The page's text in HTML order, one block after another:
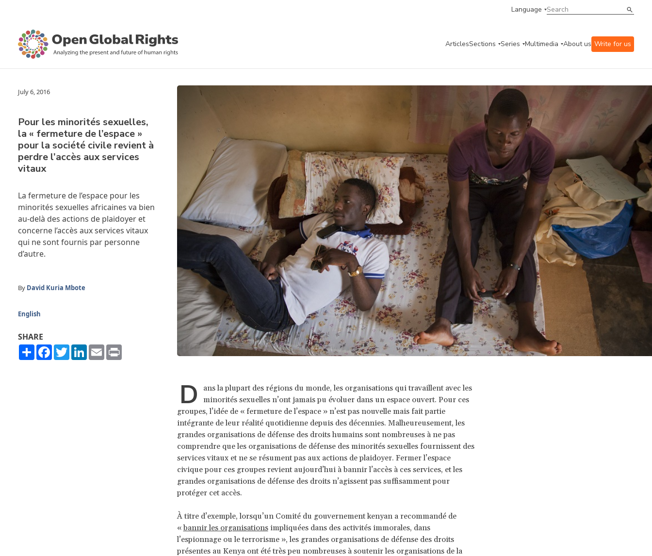
Language
ArticlesSections Series Multimedia About us Write for us
July 6, 2016
Pour les minorités sexuelles,
la « fermeture de l’espace »
pour la société civile revient à
perdre l’accès aux services
vitaux
La fermeture de l’espace pour les
minorités sexuelles africaines va bien
au-delà des actions de plaidoyer et
concerne l’accès aux services vitaux
qui ne sont fournis par personne
d’autre.
By David Kuria Mbote
English
SHARE
ShareFacebook
TwitterLinkedIn
Email
D
ans la plupart des régions du monde, les organisations qui travaillent avec les
minorités sexuelles n’ont jamais pu évoluer dans un espace ouvert. Pour ces
groupes, l’idée de « fermeture de l’espace » n’est pas nouvelle mais fait partie
intégrante de leur réalité quotidienne depuis des décennies. Malheureusement, les
grandes organisations de défense des droits humains sont nombreuses à ne pas
comprendre que les organisations de défense des minorités sexuelles fournissent des
services vitaux et ne se résument pas aux actions de plaidoyer. Fermer l’espace
civique pour ces groupes revient aujourd’hui à bannir l’accès à ces services, et les
grandes organisations de défense des droits n’agissent pas suffisamment pour
protéger cet accès.
À titre d’exemple, lorsqu’un Comité du gouvernement kenyan a recommandé de
«bannir les organisationsimpliquées dans des activités immorales, dans
l’espionnage ou le terrorisme », les grandes organisations de défense des droits
présentes au Kenya ont été très peu nombreuses à soutenir les organisations de la